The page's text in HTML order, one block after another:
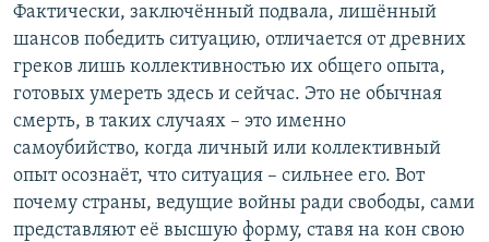
Фактически, заключённый подвала, лишённый
шансов победить ситуацию, отличается от древних
греков лишь коллективностью их общего опыта,
готовых умереть здесь и сейчас. Это не обычная
смерть, в таких случаях – это именно
самоубийство, когда личный или коллективный
опыт осознаёт, что ситуация – сильнее его. Вот
почему страны, ведущие войны ради свободы, сами
представляют её высшую форму, ставя на кон свою